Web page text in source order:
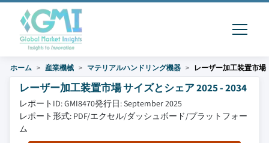
ホーム 産業機械 マテリアルハンドリング機器 レーザー加工装置市場
レーザー加工装置市場 サイズとシェア 2025 - 2034
レポートID: GMI8470発行日: September 2025
レポート形式: PDF/エクセル/ダッシュボード/プラットフォー
ム